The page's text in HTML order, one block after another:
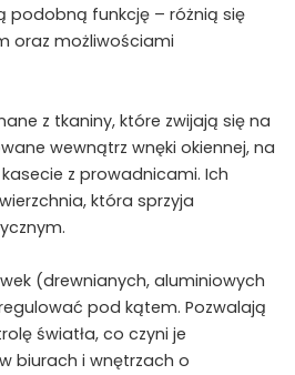
podobną funkcję – różnią się
oraz możliwościami
z tkaniny, które zwijają się na
wewnątrz wnęki okiennej, na
z prowadnicami. Ich
która sprzyja
(drewnianych, aluminiowych
pod kątem. Pozwalają
światła, co czyni je
biurach i wnętrzach o